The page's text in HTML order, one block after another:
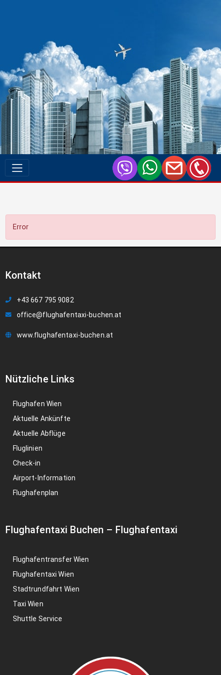
Error
Kontakt
+43 667 795 9082
office@flughafentaxi-buchen.at
www.flughafentaxi-buchen.at
Nützliche Links
Flughafen Wien
Aktuelle Ankünfte
Aktuelle Abflüge
Fluglinien
Check-in
Airport-Information
Flughafenplan
Flughafentaxi Buchen – Flughafentaxi
Flughafentransfer Wien
Flughafentaxi Wien
Stadtrundfahrt Wien
Taxi Wien
Shuttle Service